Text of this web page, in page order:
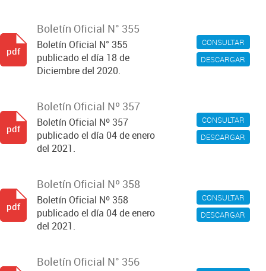
CONSULTAR
DESCARGAR
Boletín Oficial N° 355
Boletín Oficial N° 355
publicado el día 18 de
Diciembre del 2020.
pdf
CONSULTAR
DESCARGAR
Boletín Oficial Nº 357
Boletín Oficial Nº 357
publicado el día 04 de enero
del 2021.
pdf
CONSULTAR
DESCARGAR
Boletín Oficial Nº 358
Boletín Oficial Nº 358
publicado el día 04 de enero
del 2021.
pdf
Boletín Oficial N° 356